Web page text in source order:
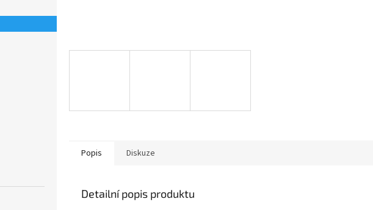
Popis Diskuze
Detailní popis produktu